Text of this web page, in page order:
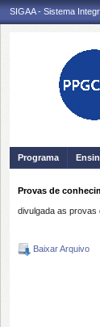
SIGAA - Sistema
Programa
Provas de
divulgada as provas
Baixar Arquivo